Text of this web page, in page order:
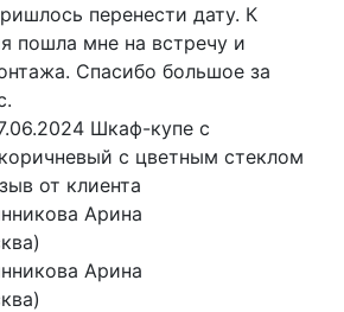
перенести дату. К
пошла мне на встречу и
Спасибо большое за
Шкаф-купе с
с цветным стеклом
Арина